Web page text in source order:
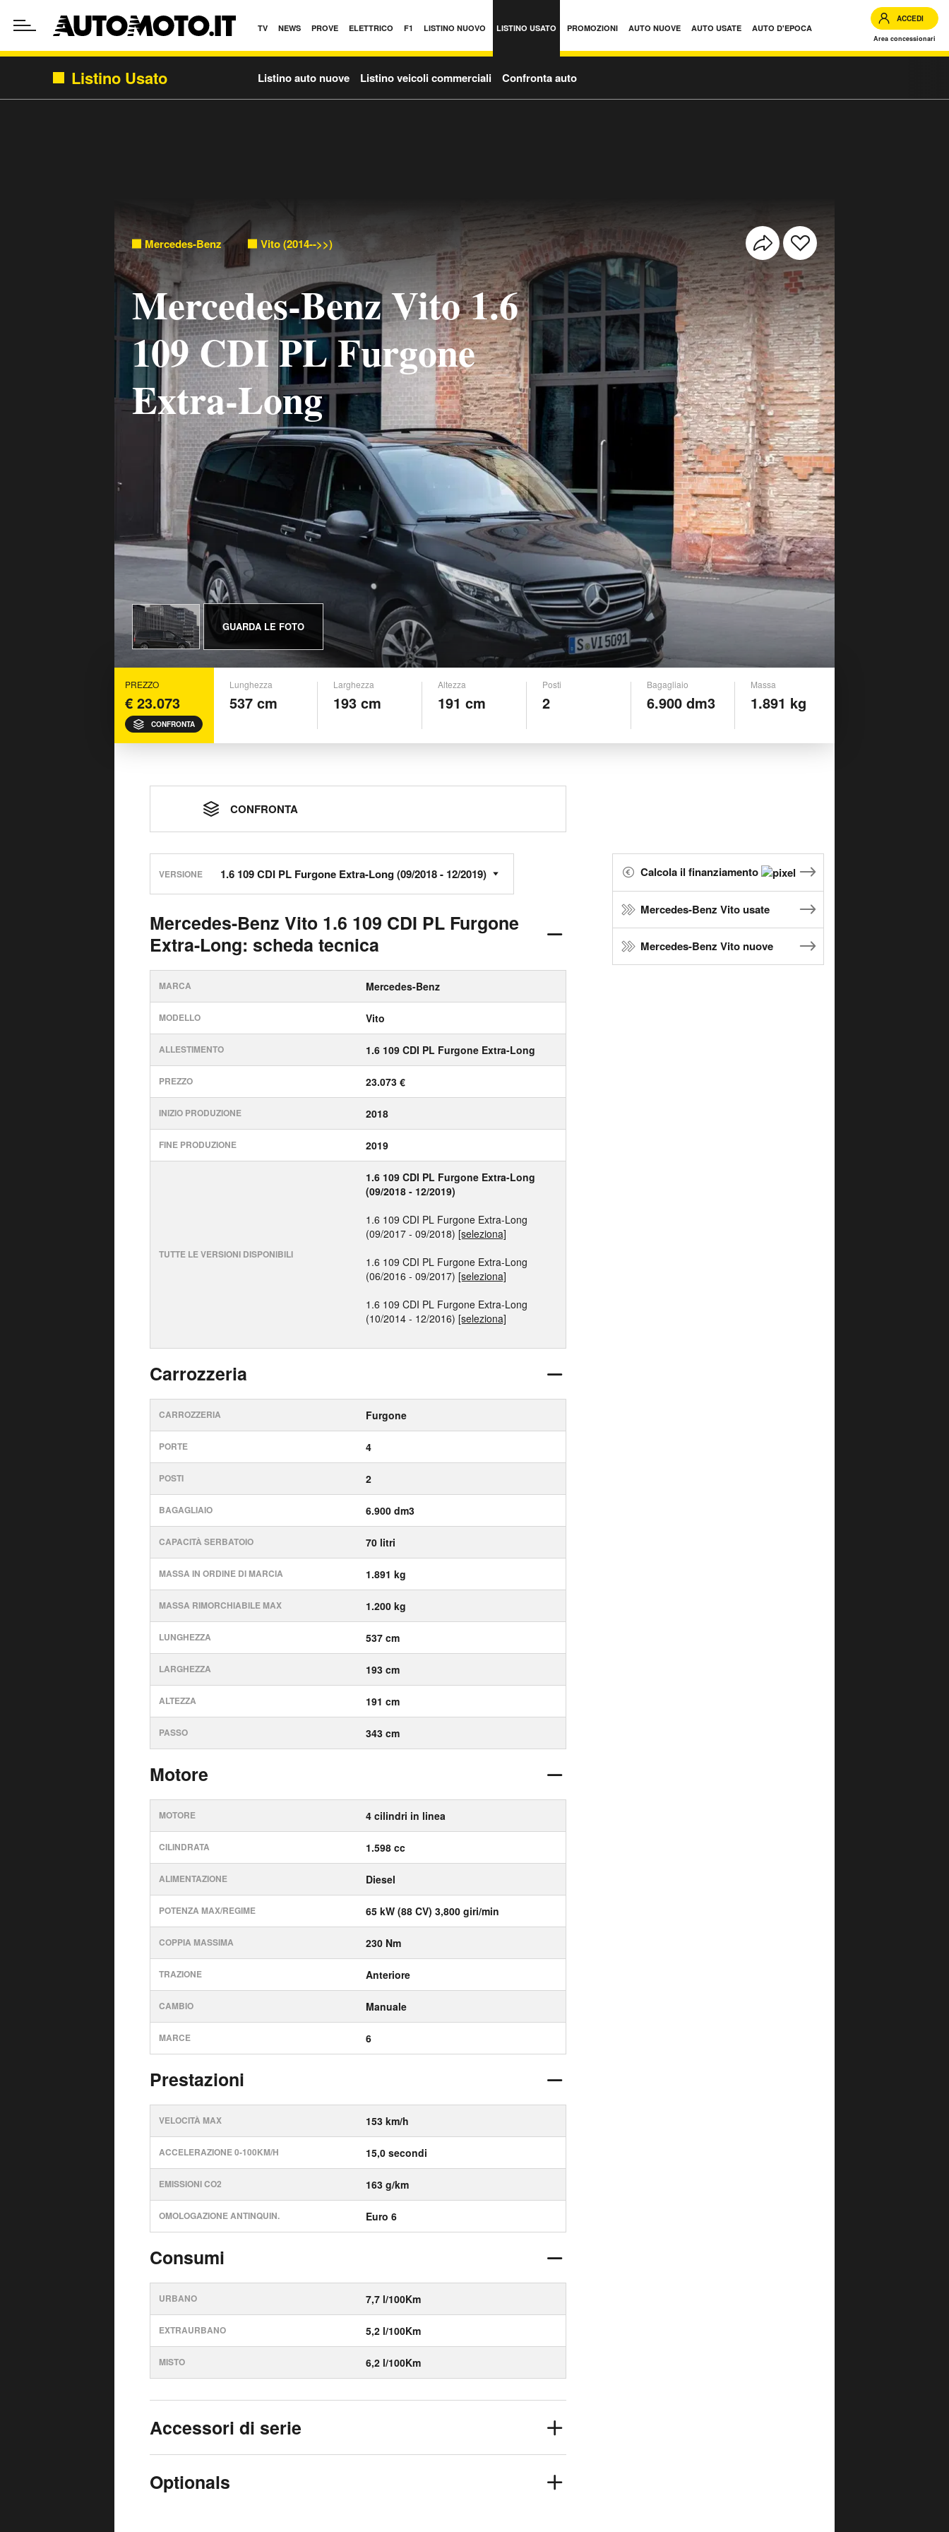
TV NEWS PROVE ELETTRICO F1 LISTINO NUOVO LISTINO USATO PROMOZIONI AUTO NUOVE AUTO USATE AUTO D'EPOCA
ACCEDI
Area concessionari
Listino Usato Listino auto nuove Listino veicoli commerciali Confronta auto
Mercedes-Benz Vito (2014-->>)
Mercedes-Benz Vito 1.6
109 CDI PL Furgone
Extra-Long
GUARDA LE FOTO
PREZZO
€ 23.073
CONFRONTA
Lunghezza
537 cm
Larghezza
193 cm
Altezza
191 cm
Posti
2
Bagagliaio
6.900 dm3
Massa
1.891 kg
CONFRONTA
VERSIONE
Mercedes-Benz Vito 1.6 109 CDI PL Furgone
Extra-Long: scheda tecnica
MARCA Mercedes-Benz
MODELLO Vito
ALLESTIMENTO 1.6 109 CDI PL Furgone Extra-Long
PREZZO 23.073 €
INIZIO PRODUZIONE 2018
FINE PRODUZIONE 2019
TUTTE LE VERSIONI DISPONIBILI
1.6 109 CDI PL Furgone Extra-Long
(09/2018 - 12/2019)
1.6 109 CDI PL Furgone Extra-Long
(09/2017 - 09/2018) [seleziona]
1.6 109 CDI PL Furgone Extra-Long
(06/2016 - 09/2017) [seleziona]
1.6 109 CDI PL Furgone Extra-Long
(10/2014 - 12/2016) [seleziona]
Carrozzeria
CARROZZERIA Furgone
PORTE 4
POSTI 2
BAGAGLIAIO 6.900 dm3
CAPACITÀ SERBATOIO 70 litri
MASSA IN ORDINE DI MARCIA 1.891 kg
MASSA RIMORCHIABILE MAX 1.200 kg
LUNGHEZZA 537 cm
LARGHEZZA 193 cm
ALTEZZA 191 cm
PASSO 343 cm
Motore
MOTORE 4 cilindri in linea
CILINDRATA 1.598 cc
ALIMENTAZIONE Diesel
POTENZA MAX/REGIME 65 kW (88 CV) 3,800 giri/min
COPPIA MASSIMA 230 Nm
TRAZIONE Anteriore
CAMBIO Manuale
MARCE 6
Prestazioni
VELOCITÀ MAX 153 km/h
ACCELERAZIONE 0-100KM/H 15,0 secondi
EMISSIONI CO2 163 g/km
OMOLOGAZIONE ANTINQUIN. Euro 6
Consumi
URBANO 7,7 l/100Km
EXTRAURBANO 5,2 l/100Km
MISTO 6,2 l/100Km
Accessori di serie
Optionals
Calcola il finanziamento
Mercedes-Benz Vito usate
Mercedes-Benz Vito nuove